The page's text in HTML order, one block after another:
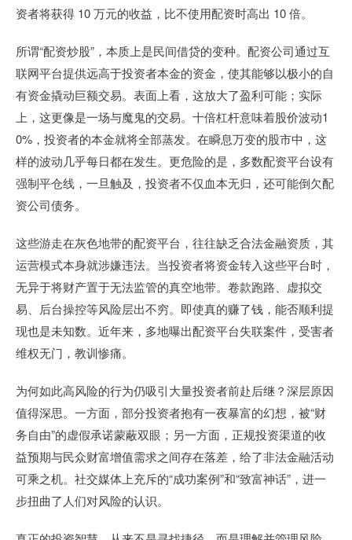
资者将获得 10 万元的收益，比不使用配资时高出 10 倍。
所谓“配资炒股”，本质上是民间借贷的变种。配资公司通过互
联网平台提供远高于投资者本金的资金，使其能够以极小的自
有资金撬动巨额交易。表面上看，这放大了盈利可能；实际
上，这更像是一场与魔鬼的交易。十倍杠杆意味着股价波动1
0%，投资者的本金就将全部蒸发。在瞬息万变的股市中，这
样的波动几乎每日都在发生。更危险的是，多数配资平台设有
强制平仓线，一旦触及，投资者不仅血本无归，还可能倒欠配
资公司债务。
这些游走在灰色地带的配资平台，往往缺乏合法金融资质，其
运营模式本身就涉嫌违法。当投资者将资金转入这些平台时，
无异于将财产置于无法监管的真空地带。卷款跑路、虚拟交
易、后台操控等风险层出不穷。即使真的赚了钱，能否顺利提
现也是未知数。近年来，多地曝出配资平台失联案件，受害者
维权无门，教训惨痛。
为何如此高风险的行为仍吸引大量投资者前赴后继？深层原因
值得深思。一方面，部分投资者抱有一夜暴富的幻想，被“财
务自由”的虚假承诺蒙蔽双眼；另一方面，正规投资渠道的收
益预期与民众财富增值需求之间存在落差，给了非法金融活动
可乘之机。社交媒体上充斥的“成功案例”和“致富神话”，进一
步扭曲了人们对风险的认识。